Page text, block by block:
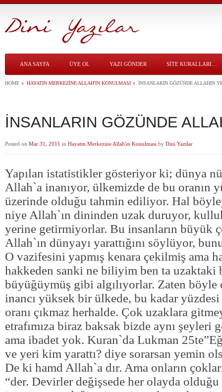
ANA SAYFA ÜYE OL YAZI GÖNDER SITE KURALLARI…
HOME HAYATIN MERKEZINE ALLAH'IN KONULMASI İNSANLARIN GÖZÜNDE ALLAHIN
İNSANLARIN GÖZÜNDE
Posted on Mar 31, 2011 in Hayatın Merkezine Allah'ın Konulması by Dini Yazilar
Yapılan istatistikler gösteriyor ki; dünya
Allah`a inanıyor, ülkemizde de bu oranın
üzerinde olduğu tahmin ediliyor. Hal
niye Allah`ın dininden uzak duruyor,
yerine getirmiyorlar. Bu insanların büyük
Allah`ın dünyayı yarattığını söylüyor,
O vazifesini yapmış kenara çekilmiş ama
hakkeden sanki ne biliyim ben ta uzaktaki
büyüğüymüş gibi algılıyorlar. Zaten böyle
inancı yüksek bir ülkede, bu kadar
oranı çıkmaz herhalde. Çok uzaklara
etrafımıza biraz baksak bizde aynı şeyleri
ama ibadet yok. Kuran`da Lukman
ve yeri kim yarattı? diye sorarsan yemin
De ki hamd Allah`a dır. Ama onların
“der. Devirler değişsede her olayda